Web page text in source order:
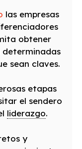
las empresas
obtener
determinadas
sean claves.
etapas
el sendero
liderazgo.
y